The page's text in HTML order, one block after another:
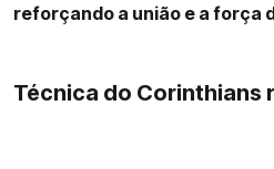
reforçando a união e a força
Técnica do Corinthians